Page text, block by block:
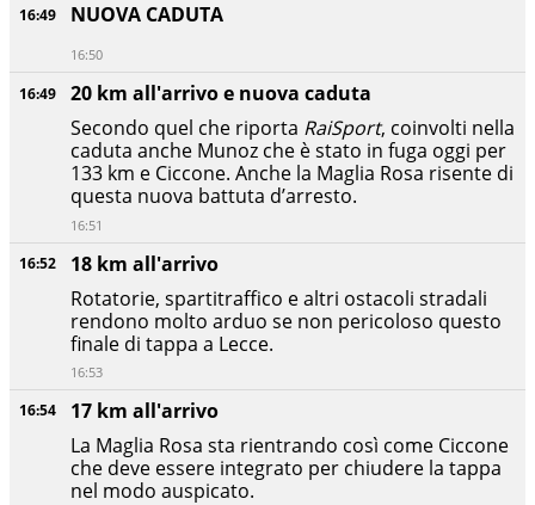
16:54
17 km all'arrivo
La Maglia Rosa sta rientrando così come Ciccone
che deve essere integrato per chiudere la tappa
nel modo auspicato.
16:52
18 km all'arrivo
Rotatorie, spartitraffico e altri ostacoli stradali
rendono molto arduo se non pericoloso questo
finale di tappa a Lecce.
16:53
16:49
20 km all'arrivo e nuova caduta
Secondo quel che riporta RaiSport, coinvolti nella
caduta anche Munoz che è stato in fuga oggi per
133 km e Ciccone. Anche la Maglia Rosa risente di
questa nuova battuta d’arresto.
16:51
16:49 NUOVA CADUTA
16:50